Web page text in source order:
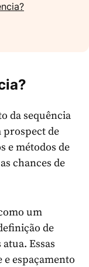
da sequência
prospect de
e métodos de
chances de
um
de
Essas
espaçamento